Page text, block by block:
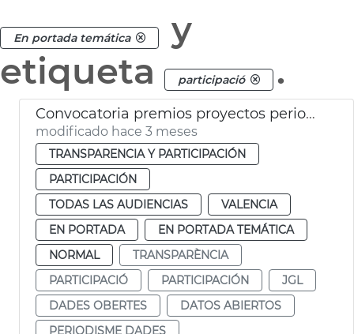
En portada temática
y
etiqueta
participació .
Convocatoria premios proyectos periodismo datos abiertos València
modificado hace 3 meses
TRANSPARENCIA Y PARTICIPACIÓN
PARTICIPACIÓN
TODAS LAS AUDIENCIAS
VALENCIA
EN PORTADA
EN PORTADA TEMÁTICA
NORMAL
TRANSPARÈNCIA
PARTICIPACIÓ
PARTICIPACIÓN
JGL
DADES OBERTES
DATOS ABIERTOS
PERIODISME DADES